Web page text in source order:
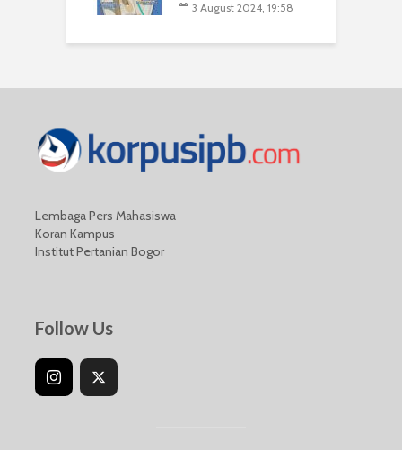
3 August 2024, 19:58
Lembaga Pers Mahasiswa
Koran Kampus
Institut Pertanian Bogor
Follow Us